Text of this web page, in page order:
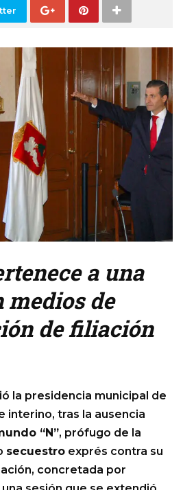
a una
de
de filiación
la presidencia municipal de
interino, tras la ausencia
“N”, prófugo de la
secuestro exprés contra su
concretada por